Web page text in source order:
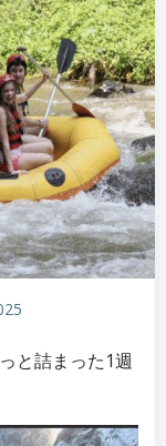
と詰まった1週